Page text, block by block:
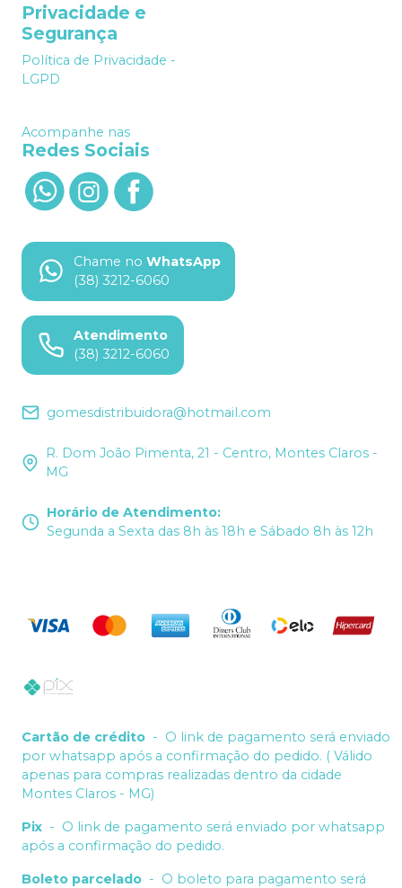
Privacidade e
Segurança
Política de Privacidade -
LGPD
Acompanhe nas
Redes Sociais
Chame no WhatsApp
(38) 3212-6060
Atendimento
(38) 3212-6060
gomesdistribuidora@hotmail.com
R. Dom João Pimenta, 21 - Centro, Montes Claros -
MG
Horário de Atendimento:
Segunda a Sexta das 8h às 18h e Sábado 8h às 12h
Cartão de crédito - O link de pagamento será enviado
por whatsapp após a confirmação do pedido. ( Válido
apenas para compras realizadas dentro da cidade
Montes Claros - MG)
Pix - O link de pagamento será enviado por whatsapp
após a confirmação do pedido.
Boleto parcelado - O boleto para pagamento será